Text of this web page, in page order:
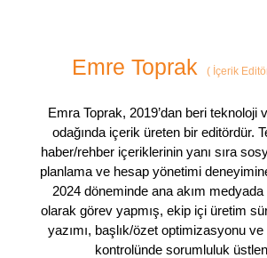
Emre Toprak (İçerik
Emra Toprak, 2019’dan beri teknoloji
odağında içerik üreten bir editördür.
haber/rehber içeriklerinin yanı sıra
planlama ve hesap yönetimi
2024 döneminde ana akım
olarak görev yapmış, ekip içi üretim
yazımı, başlık/özet optimizasyonu
kontrolünde sorumluluk